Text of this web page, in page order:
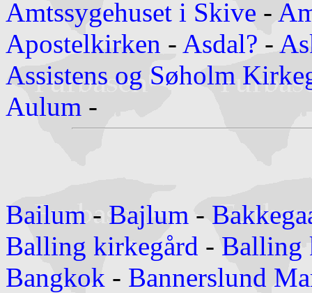
Amtssygehuset i Skive -
Apostelkirken - Asdal? -
Assistens og Søholm
Aulum -
Bailum - Bajlum -
Balling kirkegård - Balling
Bangkok - Bannerslund